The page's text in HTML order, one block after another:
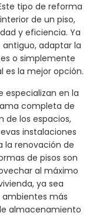
tipo de reforma
de un piso,
y eficiencia. Ya
antiguo, adaptar la
o simplemente
es la mejor opción.
especializan en la
completa de
de los espacios,
instalaciones
la renovación de
de pisos son
al máximo
ya sea
más
almacenamiento